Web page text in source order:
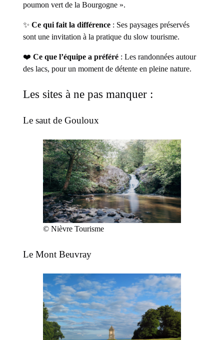
poumon vert de la Bourgogne ».
✨Ce qui fait la différence : Ses paysages préservés
sont une invitation à la pratique du slow tourisme.
❤️Ce que l’équipe a préféré : Les randonnées autour
des lacs, pour un moment de détente en pleine nature.
Les sites à ne pas manquer :
Le saut de Gouloux
© Nièvre Tourisme
Le Mont Beuvray